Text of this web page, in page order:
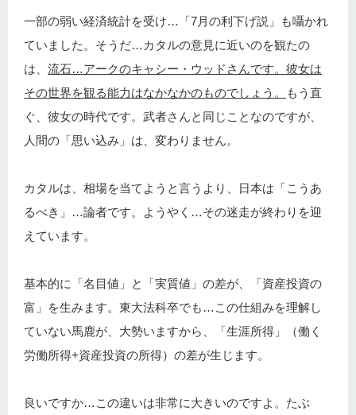
一部の弱い経済統計を受け…「7月の利下げ説」も囁かれ
ていました。そうだ…カタルの意見に近いのを観たの
は、 流石…アークのキャシー・ウッドさんです。彼女は
その世界を観る能力はなかなかのものでしょう。
もう直
ぐ、彼女の時代です。武者さんと同じことなのですが、
人間の「思い込み」は、変わりません。
カタルは、相場を当てようと言うより、日本は「こうあ
るべき」…論者です。ようやく…その迷走が終わりを迎
えています。
基本的に「名目値」と「実質値」の差が、「資産投資の
富」を生みます。東大法科卒でも…この仕組みを理解し
ていない馬鹿が、大勢いますから、「生涯所得」（働く
労働所得+資産投資の所得）の差が生じます。
良いですか…この違いは非常に大きいのですよ。たぶ